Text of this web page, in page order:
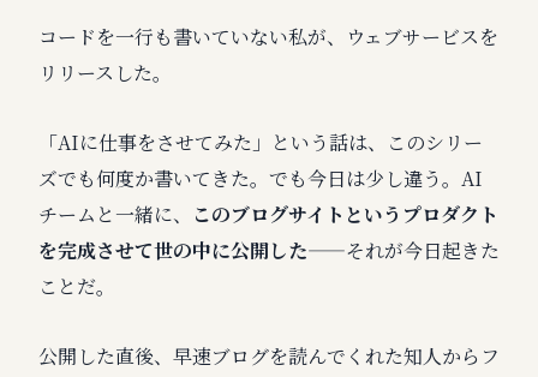
コードを一行も書いていない私が、ウェブサービスを
リリースした。
「AIに仕事をさせてみた」という話は、このシリー
ズでも何度か書いてきた。でも今日は少し違う。AI
チームと一緒に、
このブログサイトというプロダクト
を完成させて世の中に公開した——それが今日起きた
ことだ。
公開した直後、早速ブログを読んでくれた知人からフ